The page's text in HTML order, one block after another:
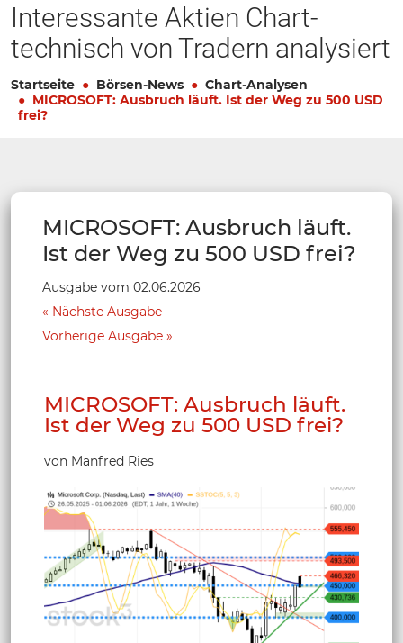
Interessante Aktien Chart-
technisch von Tradern analysiert
Startseite Börsen-News
Chart-Analysen
MICROSOFT: Ausbruch läuft. Ist der Weg zu 500 USD
frei?
MICROSOFT: Ausbruch läuft.
Ist der Weg zu 500 USD frei?
Ausgabe vom 02.06.2026
Nächste Ausgabe
Vorherige Ausgabe
MICROSOFT: Ausbruch läuft.
Ist der Weg zu 500 USD frei?
von Manfred Ries